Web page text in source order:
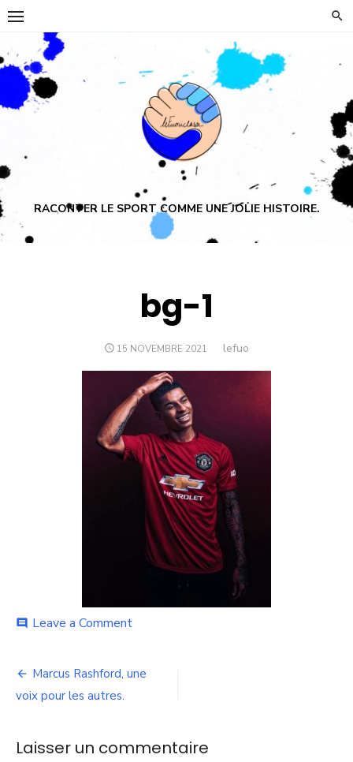
Skip
content
RACONTER LE SPORT COMME UNE JOLIE HISTOIRE.
bg-1
POSTED
15 NOVEMBRE 2021 Author
lefuo
comment Leave a Commenton
Navigation
de
Marcus Rashford, une
voix pour les autres.
Laisser un commentaire